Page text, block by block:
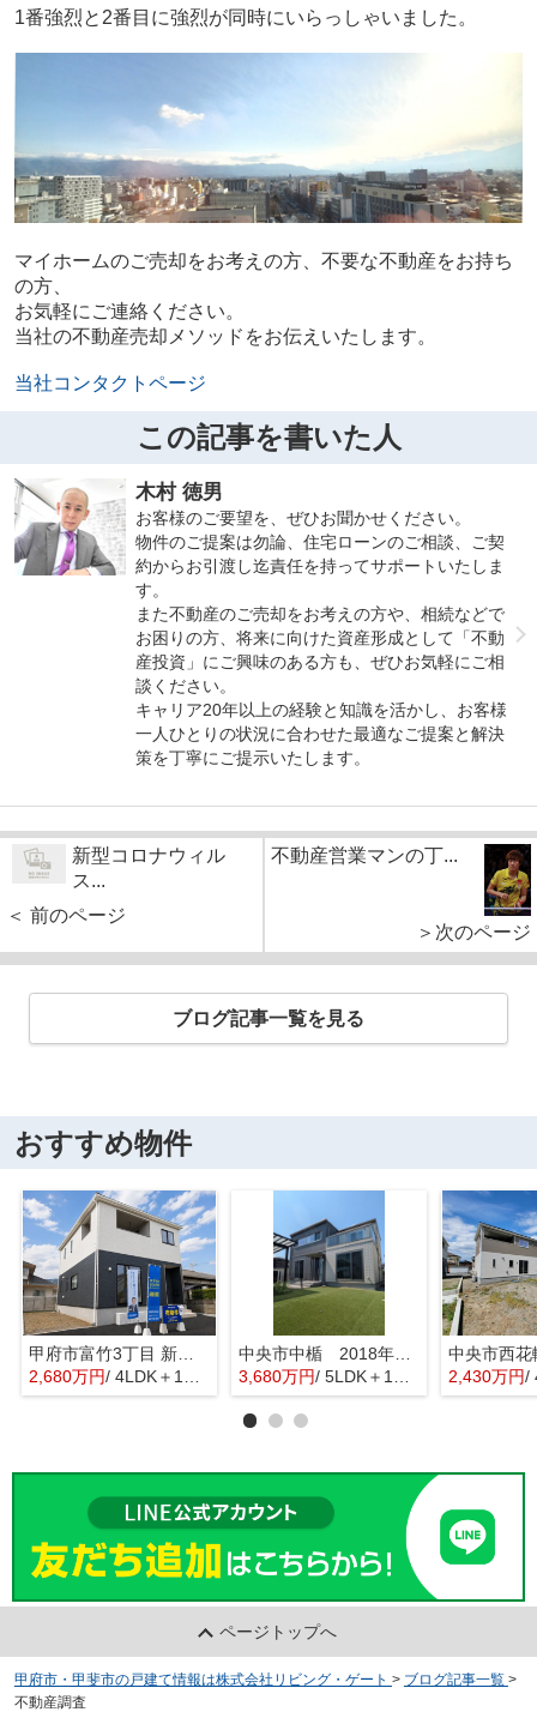
1番強烈と2番目に強烈が同時にいらっしゃいました。
マイホームのご売却をお考えの方、不要な不動産をお持ち
の方、
お気軽にご連絡ください。
当社の不動産売却メソッドをお伝えいたします。
当社コンタクトページ
この記事を書いた人
木村 徳男
お客様のご要望を、ぜひお聞かせください。
物件のご提案は勿論、住宅ローンのご相談、ご契
約からお引渡し迄責任を持ってサポートいたしま
す。
また不動産のご売却をお考えの方や、相続などで
お困りの方、将来に向けた資産形成として「不動
産投資」にご興味のある方も、ぜひお気軽にご相
談ください。
キャリア20年以上の経験と知識を活かし、お客様
一人ひとりの状況に合わせた最適なご提案と解決
策を丁寧にご提示いたします。
新型コロナウィル
ス...
＜ 前のページ
不動産営業マンの丁...
＞次のページ
ブログ記事一覧を見る
おすすめ物件
甲府市富竹3丁目 新築全3棟 3号棟 南西道路・車並列3台
2,680万円/ 4LDK＋1S(納戸)
中央市中楯 2018年築中古戸建 セキスイハイム施工 太陽光パネル
3,680万円/ 5LDK＋1S(納戸) 2,430万円/
ページトップへ
甲府市・甲斐市の戸建て情報は株式会社リビング・ゲート > ブログ記事一覧 >
不動産調査